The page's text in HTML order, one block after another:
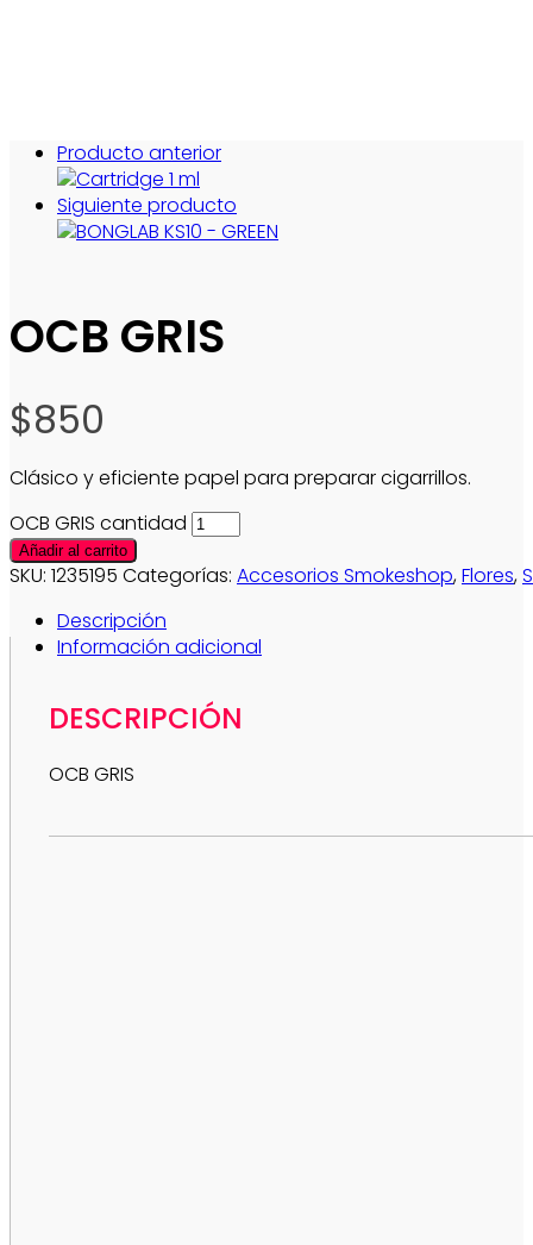
Producto anterior
Siguiente producto
OCB GRIS
$850
Clásico y eficiente papel para preparar cigarrillos.
OCB GRIS cantidad
Añadir al carrito
SKU: 1235195 Categorías: Accesorios Smokeshop,Flores,
Descripción
Información adicional
DESCRIPCIÓN
OCB GRIS